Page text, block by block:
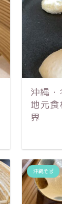
沖縄・
地元
界
沖縄そば